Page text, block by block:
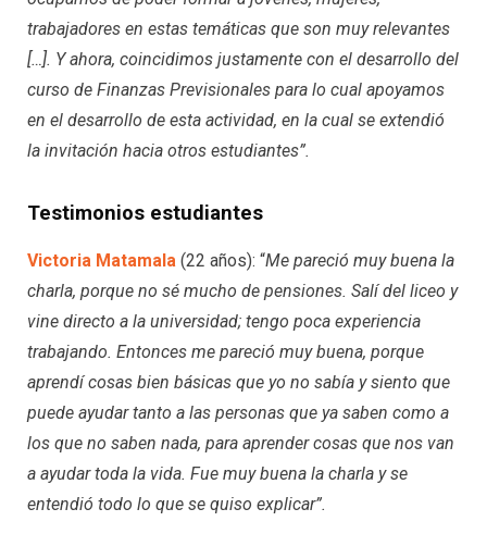
trabajadores en estas temáticas que son muy relevantes
[…]. Y ahora, coincidimos justamente con el desarrollo del
curso de Finanzas Previsionales para lo cual apoyamos
en el desarrollo de esta actividad, en la cual se extendió
la invitación hacia otros estudiantes”.
Testimonios estudiantes
Victoria Matamala (22 años): “Me pareció muy buena la
charla, porque no sé mucho de pensiones. Salí del liceo y
vine directo a la universidad; tengo poca experiencia
trabajando. Entonces me pareció muy buena, porque
aprendí cosas bien básicas que yo no sabía y siento que
puede ayudar tanto a las personas que ya saben como a
los que no saben nada, para aprender cosas que nos van
a ayudar toda la vida. Fue muy buena la charla y se
entendió todo lo que se quiso explicar”.